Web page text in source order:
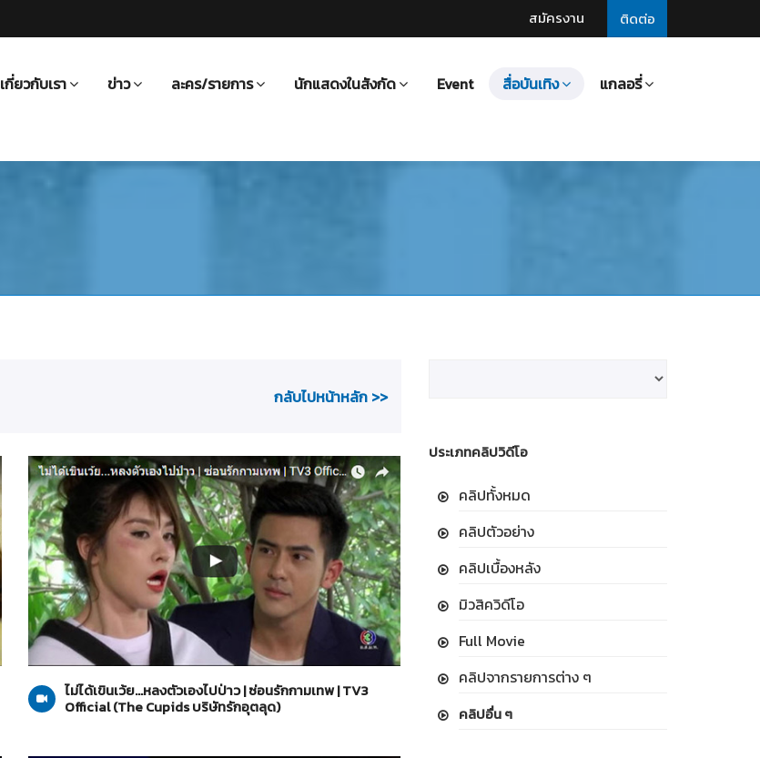
ติดต่อ
สมัครงาน
เกี่ยวกับเรา ข่าว ละคร/รายการ นักแสดงในสังกัด Event สื่อบันเทิง แกลอรี่
กลับไปหน้าหลัก >>
26-05-2560
The Cupids บริษัทรักอุตลุด
ไม่ได้เขินเว้ย...หลงตัวเองไปป่าว | ซ่อนรักกามเทพ | TV3
Official (The Cupids บริษัทรักอุตลุด)
ประเภทคลิปวิดีโอ
คลิปทั้งหมด
คลิปตัวอย่าง
คลิปเบื้องหลัง
มิวสิควิดีโอ
Full Movie
คลิปจากรายการต่าง ๆ
คลิปอื่น ๆ